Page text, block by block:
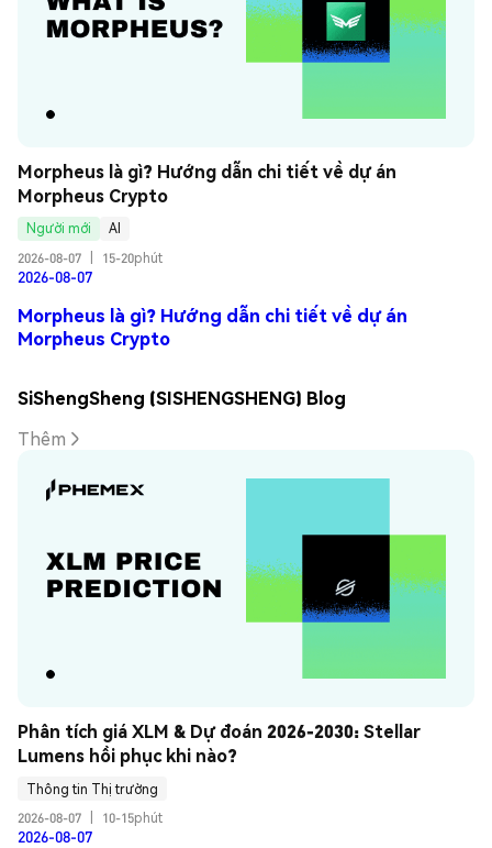
Morpheus là gì? Hướng dẫn chi tiết về dự án
Morpheus Crypto
Người mới
AI
2026-08-07
15-20phút
2026-08-07
Morpheus là gì? Hướng dẫn chi tiết về dự án
Morpheus Crypto
SiShengSheng (SISHENGSHENG) Blog
Thêm
Phân tích giá XLM & Dự đoán 2026-2030: Stellar
Lumens hồi phục khi nào?
Thông tin Thị trường
2026-08-07
10-15phút
2026-08-07